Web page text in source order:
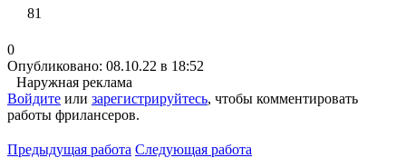
81
0
Опубликовано: 08.10.22 в 18:52
Наружная реклама
Войдите или зарегистрируйтесь, чтобы комментировать
работы фрилансеров.
Предыдущая работа Следующая работа